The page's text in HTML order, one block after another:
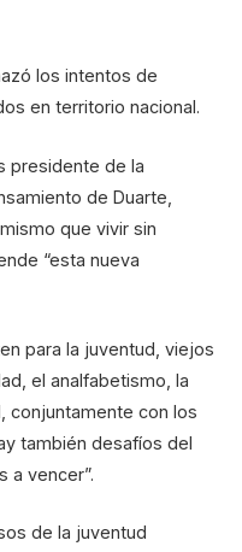
los intentos de
en territorio nacional.
presidente de la
de Duarte,
que vivir sin
“esta nueva
para la juventud, viejos
el analfabetismo, la
conjuntamente con los
también desafíos del
a vencer”.
de la juventud